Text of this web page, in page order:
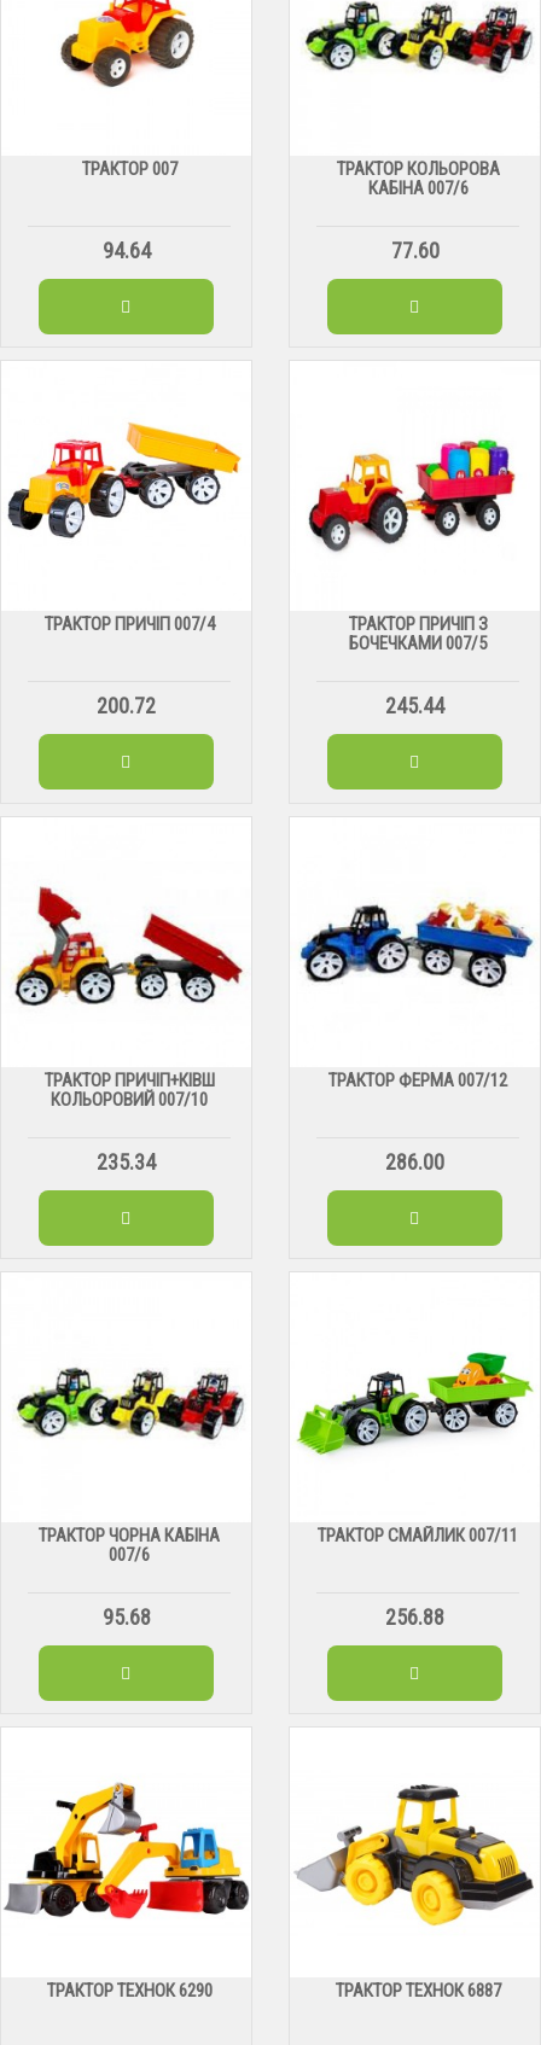
ТРАКТОР 007
94.64
ТРАКТОР КОЛЬОРОВА
КАБІНА 007/6
77.60
ТРАКТОР ПРИЧІП 007/4
200.72
ТРАКТОР ПРИЧІП З
БОЧЕЧКАМИ 007/5
245.44
ТРАКТОР ПРИЧІП+КІВШ
КОЛЬОРОВИЙ 007/10
235.34
ТРАКТОР ФЕРМА 007/12
286.00
ТРАКТОР ЧОРНА КАБІНА
007/6
95.68
ТРАКТОР СМАЙЛИК 007/11
256.88
ТРАКТОР ТЕХНОК 6290 ТРАКТОР ТЕХНОК 6887